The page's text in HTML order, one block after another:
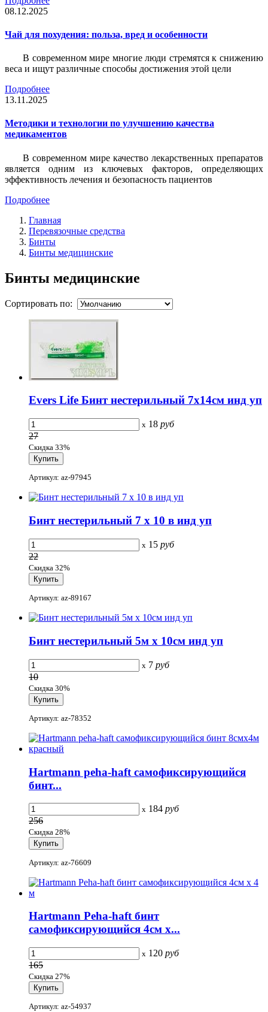
08.12.2025
Чай для похудения: польза, вред и особенности
В современном мире многие люди стремятся к снижению
веса и ищут различные способы достижения этой цели
Подробнее
13.11.2025
Методики и технологии по улучшению качества
медикаментов
В современном мире качество лекарственных препаратов
является одним из ключевых факторов, определяющих
эффективность лечения и безопасность пациентов
Подробнее
Главная
Перевязочные средства
Бинты
Бинты медицинские
Бинты медицинские
Сортировать по:
Evers Life Бинт нестерильный 7х14см инд уп
x 18 руб
27
Скидка 33%
Артикул: az-97945
Бинт нестерильный 7 x 10 в инд уп
x 15 руб
22
Скидка 32%
Артикул: az-89167
Бинт нестерильный 5м х 10см инд уп
x 7 руб
10
Скидка 30%
Артикул: az-78352
Hartmann peha-haft самофиксирующийся
бинт...
x 184 руб
256
Скидка 28%
Артикул: az-76609
Hartmann Peha-haft бинт
самофиксирующийся 4см х...
x 120 руб
165
Скидка 27%
Артикул: az-54937